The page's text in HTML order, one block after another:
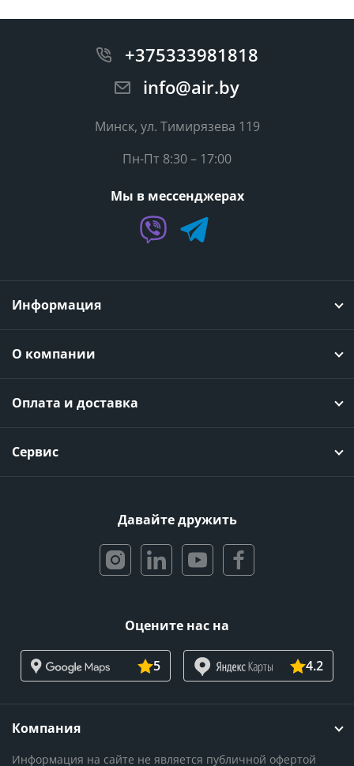
+375333981818
info@air.by
Минск, ул. Тимирязева 119
Пн-Пт 8:30 – 17:00
Мы в мессенджерах
Информация
О компании
Оплата и доставка
Сервис
Давайте дружить
Оцените нас на
5 4.2
Компания
Информация на сайте не является публичной офертой